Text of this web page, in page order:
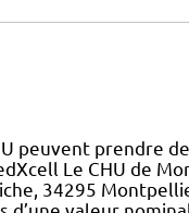
peuvent prendre
Le CHU de
34295